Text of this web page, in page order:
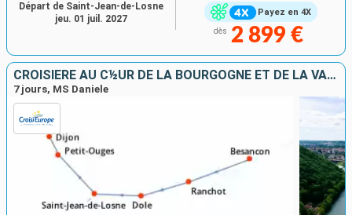
Payez en 4X
dès 2 899 €
Départ de Saint-Jean-de-Losne
jeu. 01 juil. 2027
CROISIÈRE AU C½UR DE LA BOURGOGNE ET DE LA VALLÉE DU DOUBS, ENTRE GRANDS CRUS ET CITÉS REMARQUABLES
7 jours, MS Daniele